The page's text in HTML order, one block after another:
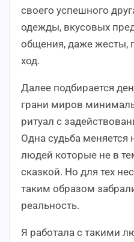
своего успешного
одежды, вкусовых
общения, даже жесты,
ход.
Далее подбирается
грани миров
ритуал с
Одна судьба меняется
людей которые не в
сказкой. Но для тех
таким образом
реальность.
Я работала с такими